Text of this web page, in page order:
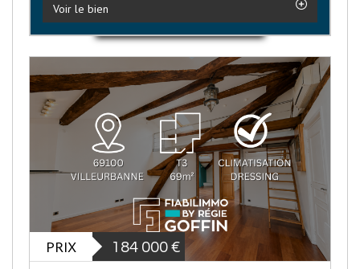
Voir le bien
PRIX 184 000 €